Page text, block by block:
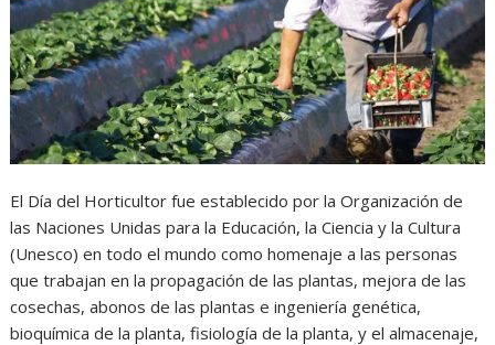
El Día del Horticultor fue establecido por la Organización de
las Naciones Unidas para la Educación, la Ciencia y la Cultura
(Unesco) en todo el mundo como homenaje a las personas
que trabajan en la propagación de las plantas, mejora de las
cosechas, abonos de las plantas e ingeniería genética,
bioquímica de la planta, fisiología de la planta, y el almacenaje,